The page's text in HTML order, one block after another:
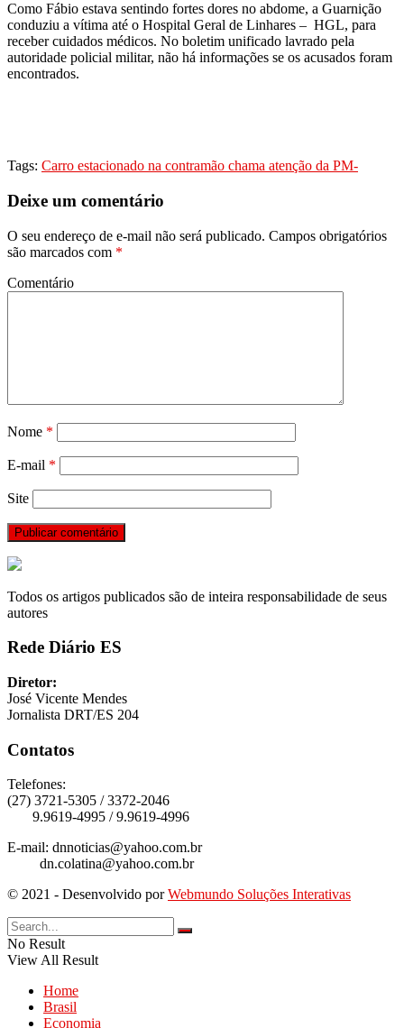
Como Fábio estava sentindo fortes dores no abdome, a Guarnição
conduziu a vítima até o Hospital Geral de Linhares – HGL, para
receber cuidados médicos. No boletim unificado lavrado pela
autoridade policial militar, não há informações se os acusados foram
encontrados.
Tags: Carro estacionado na contramão chama atenção da PM-
Deixe um comentário
O seu endereço de e-mail não será publicado. Campos obrigatórios
são marcados com *
Comentário
Nome *
E-mail *
Site
Todos os artigos publicados são de inteira responsabilidade de seus
autores
Rede Diário ES
Diretor:
José Vicente Mendes
Jornalista DRT/ES 204
Contatos
Telefones:
(27) 3721-5305 / 3372-2046
9.9619-4995 / 9.9619-4996
E-mail: dnnoticias@yahoo.com.br
dn.colatina@yahoo.com.br
© 2021 - Desenvolvido porWebmundo Soluções Interativas
No Result
View All Result
Home
Brasil
Economia